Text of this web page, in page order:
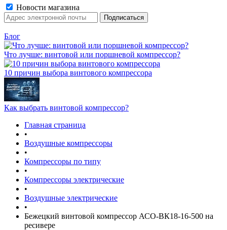
Новости магазина
Блог
Что лучше: винтовой или поршневой компрессор?
10 причин выбора винтового компрессора
Как выбрать винтовой компрессор?
Главная страница
•
Воздушные компрессоры
•
Компрессоры по типу
•
Компрессоры электрические
•
Воздушные электрические
•
Бежецкий винтовой компрессор АСО-ВК18-16-500 на
ресивере